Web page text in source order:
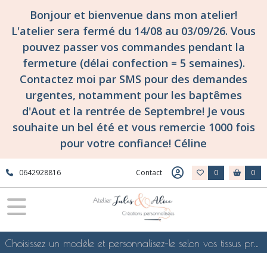
Bonjour et bienvenue dans mon atelier!
L'atelier sera fermé du 14/08 au 03/09/26. Vous
pouvez passer vos commandes pendant la
fermeture (délai confection = 5 semaines).
Contactez moi par SMS pour des demandes
urgentes, notamment pour les baptêmes
d'Aout et la rentrée de Septembre! Je vous
souhaite un bel été et vous remercie 1000 fois
pour votre confiance! Céline
0642928816 Contact 0 0
Choisissez un modèle et personnalisez-le selon vos tissus préférés de mes collections en ligne, je le confectionnerai selon vos souhaits